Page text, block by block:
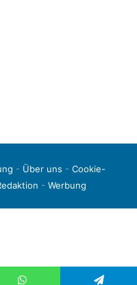
- Über uns - Cookie-
- Werbung